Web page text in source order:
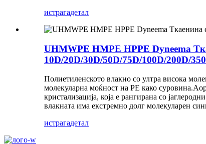
истрагадетал
UHMWPE HMPE HPPE Dyneema
10D/20D/30D/50D/75D/100D/200D/
Полиетиленското влакно со ултра висока
молекуларна моќност на PE како
кристализација, која е рангирана со
влакната има екстремно долг молекуларен
истрагадетал